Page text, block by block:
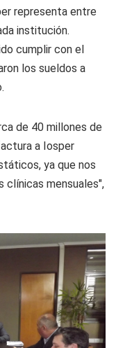
representa entre
institución.
cumplir con el
los sueldos a
de 40 millones de
a Iosper
ya que nos
clínicas mensuales",